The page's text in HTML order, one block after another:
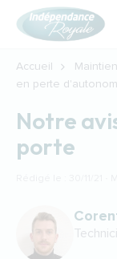
Aller au contenu
Accueil
en perte
Notre
porte